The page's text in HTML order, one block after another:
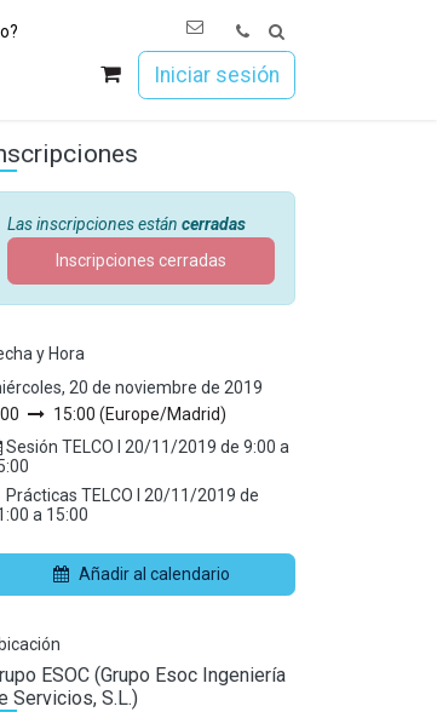
Iniciar sesión
Las inscripciones están cerradas
Inscripciones cerradas
y Hora
20 de noviembre de 2019
15:00 (Europe/Madrid)
Sesión TELCO I
20/11/2019 de 9:00 a
Prácticas TELCO I
20/11/2019 de
a 15:00
Añadir al calendario
ESOC (Grupo Esoc Ingeniería
Servicios, S.L.)